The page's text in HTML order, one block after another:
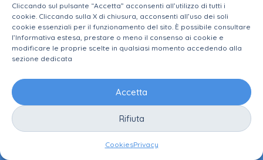
Cliccando sul pulsante “Accetta” acconsenti all’utilizzo di tutti i
cookie. Cliccando sulla X di chiusura, acconsenti all’uso dei soli
cookie essenziali per il funzionamento del sito. È possibile consultare
l’Informativa estesa, prestare o meno il consenso ai cookie e
modificare le proprie scelte in qualsiasi momento accedendo alla
sezione dedicata
Accetta
Rifiuta
CookiesPrivacy